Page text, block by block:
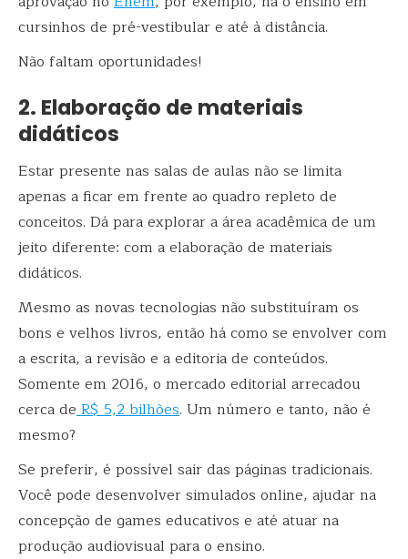
cursinhos de pré-vestibular e até à distância.
Não faltam oportunidades!
2. Elaboração de materiais
didáticos
Estar presente nas salas de aulas não se limita
apenas a ficar em frente ao quadro repleto de
conceitos. Dá para explorar a área acadêmica de um
jeito diferente: com a elaboração de materiais
didáticos.
Mesmo as novas tecnologias não substituíram os
bons e velhos livros, então há como se envolver com
a escrita, a revisão e a editoria de conteúdos.
Somente em 2016, o mercado editorial arrecadou
cerca de R$ 5,2 bilhões. Um número e tanto, não é
mesmo?
Se preferir, é possível sair das páginas tradicionais.
Você pode desenvolver simulados online, ajudar na
concepção de games educativos e até atuar na
produção audiovisual para o ensino.